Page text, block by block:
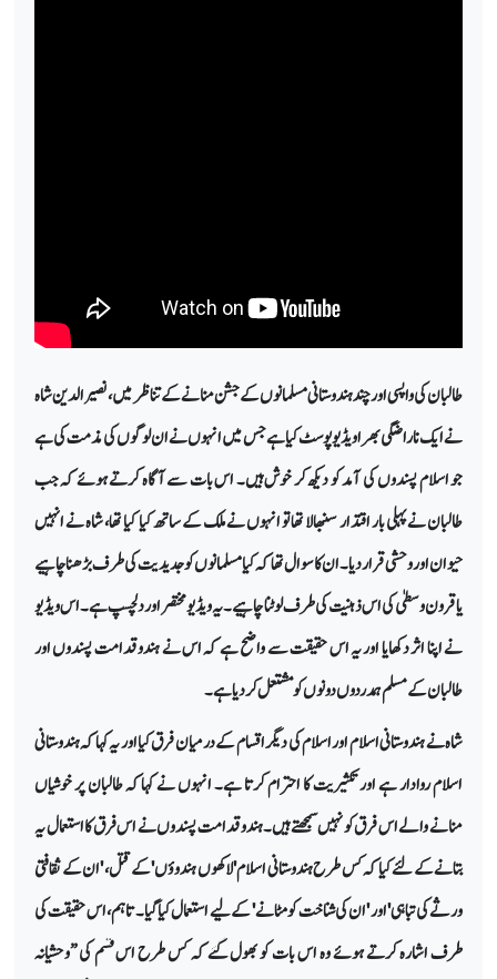
طالبان کی واپسی اور چند ہندوستانی مسلمانوں کے جشن منانے کے تناظر میں، نصیر الدین شاہ
نے ایک ناراضگی بھرا ویڈیو پوسٹ کیا ہے جس میں انہوں نے ان لوگوں کی مذمت کی ہے
جو اسلام پسندوں کی آمد کو دیکھ کر خوش ہیں۔ اس بات سے آگاہ کرتے ہوئے کہ جب
طالبان نے پہلی بار اقتدار سنبھالا تھا تو انہوں نے ملک کے ساتھ کیا کیا تھا، شاہ نے انہیں
حیوان اور وحشی قرار دیا۔ ان کا سوال تھا کہ کیا مسلمانوں کو جدیدیت کی طرف بڑھنا چاہیے
یا قرون وسطیٰ کی اس ذہنیت کی طرف لوٹنا چاہیے۔ یہ ویڈیو مختصر اور دلچسپ ہے۔ اس ویڈیو
نے اپنا اثر دکھایا اور یہ اس حقیقت سے واضح ہے کہ اس نے ہندو قدامت پسندوں اور
طالبان کے مسلم ہمدردوں دونوں کو مشتعل کر دیا ہے۔
شاہ نے ہندوستانی اسلام اور اسلام کی دیگر اقسام کے درمیان فرق کیا اور یہ کہا کہ ہندوستانی
اسلام روادار ہے اور تکثیریت کا احترام کرتا ہے۔ انہوں نے کہا کہ طالبان پر خوشیاں
منانے والے اس فرق کو نہیں سمجھتے ہیں۔ ہندو قدامت پسندوں نے اس فرق کا استعمال یہ
بتانے کے لئے کیا کہ کس طرح ہندوستانی اسلام 'لاکھوں ہندوؤں' کے قتل ، 'ان کے ثقافتی
ورثے کی تباہی' اور 'ان کی شناخت کو مٹانے' کے لیے استعمال کیا گیا۔ تاہم، اس حقیقت کی
طرف اشارہ کرتے ہوئے وہ اس بات کو بھول گئے کہ کس طرح اس قسم کی ’’وحشیانہ